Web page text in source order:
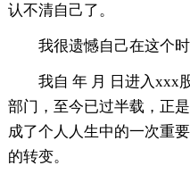
认不清自己了。
我很遗憾自己在这个
我自 年 月 日进入xxx
部门，至今已过半载，正
成了个人人生中的一次重
的转变。